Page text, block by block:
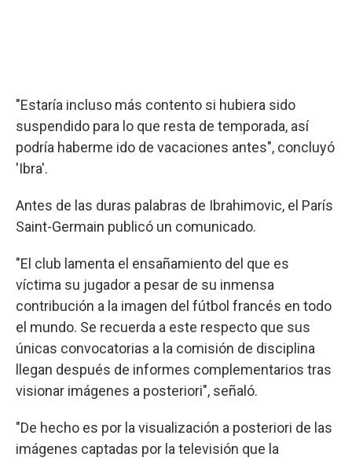
"Estaría incluso más contento si hubiera sido
suspendido para lo que resta de temporada, así
podría haberme ido de vacaciones antes", concluyó
'Ibra'.
Antes de las duras palabras de Ibrahimovic, el París
Saint-Germain publicó un comunicado.
"El club lamenta el ensañamiento del que es
víctima su jugador a pesar de su inmensa
contribución a la imagen del fútbol francés en todo
el mundo. Se recuerda a este respecto que sus
únicas convocatorias a la comisión de disciplina
llegan después de informes complementarios tras
visionar imágenes a posteriori", señaló.
"De hecho es por la visualización a posteriori de las
imágenes captadas por la televisión que la